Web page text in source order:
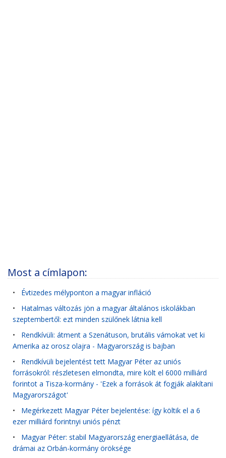
Most a címlapon:
• Évtizedes mélyponton a magyar infláció
• Hatalmas változás jön a magyar általános iskolákban
szeptembertől: ezt minden szülőnek látnia kell
• Rendkívüli: átment a Szenátuson, brutális vámokat vet ki
Amerika az orosz olajra - Magyarország is bajban
• Rendkívüli bejelentést tett Magyar Péter az uniós
forrásokról: részletesen elmondta, mire költ el 6000 milliárd
forintot a Tisza-kormány - 'Ezek a források át fogják alakítani
Magyarországot'
• Megérkezett Magyar Péter bejelentése: így költik el a 6
ezer milliárd forintnyi uniós pénzt
• Magyar Péter: stabil Magyarország energiaellátása, de
drámai az Orbán-kormány öröksége